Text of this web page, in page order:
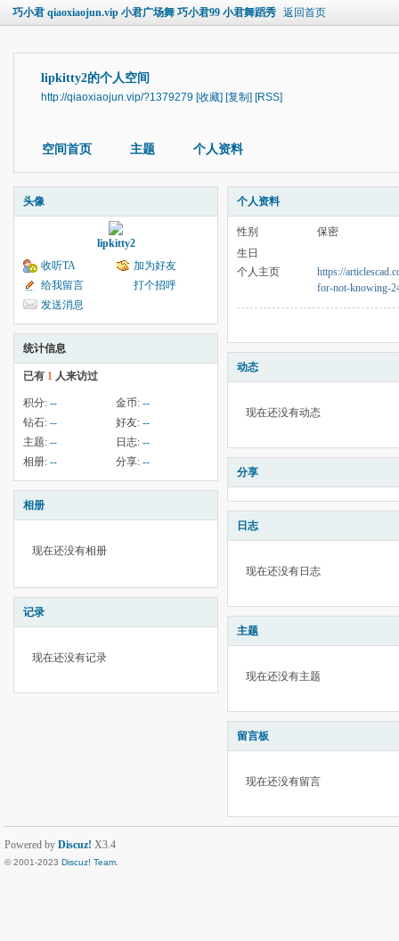
巧小君 qiaoxiaojun.vip 小君广场舞 巧小君99 小君舞蹈秀 返回首页
lipkitty2的个人空间
http://qiaoxiaojun.vip/?1379279 [收藏] [复制] [RSS]
空间首页 主题 个人资料
头像
lipkitty2
收听TA
加为好友
给我留言
打个招呼
发送消息
统计信息
已有 1 人来访过
积分: -- 金币: --
钻石: -- 好友: --
主题: -- 日志: --
相册: -- 分享: --
相册
现在还没有相册
记录
现在还没有记录
个人资料
性别
保密
生日
个人主页
https://
for-not-knowing-
动态
现在还没有动态
分享
日志
现在还没有日志
主题
现在还没有主题
留言板
现在还没有留言
Powered by Discuz! X3.4
© 2001-2023 Discuz! Team